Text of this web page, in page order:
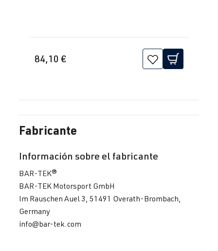
84,10 €
Fabricante
Información sobre el fabricante
BAR-TEK®
BAR-TEK Motorsport GmbH
Im Rauschen Auel 3, 51491 Overath-Brombach,
Germany
info@bar-tek.com